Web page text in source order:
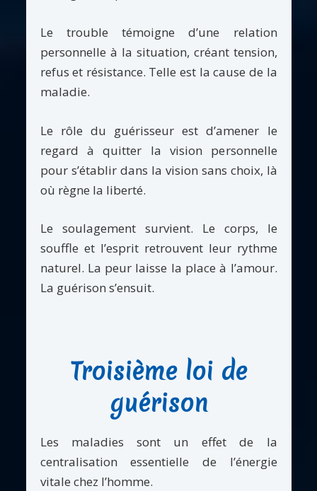
Le trouble témoigne d’une relation
personnelle à la situation, créant tension,
refus et résistance. Telle est la cause de la
maladie.
Le rôle du guérisseur est d’amener le
regard à quitter la vision personnelle
pour s’établir dans la vision sans choix, là
où règne la liberté.
Le soulagement survient. Le corps, le
souffle et l’esprit retrouvent leur rythme
naturel. La peur laisse la place à l’amour.
La guérison s’ensuit.
Troisième loi de
guérison
Les maladies sont un effet de la
centralisation essentielle de l’énergie
vitale chez l’homme.